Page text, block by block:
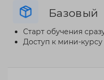
Базовый
Старт обучения
Доступ к мини-